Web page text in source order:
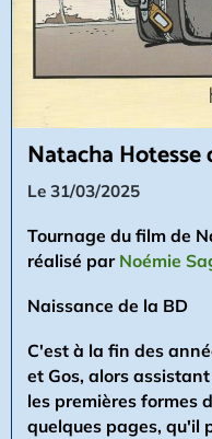
Natacha Hotesse
Le 31/03/2025
Tournage du film de
réalisé par Noémie
Naissance de la BD
C'est à la fin des
et Gos, alors
les premières formes
quelques pages, qu'il